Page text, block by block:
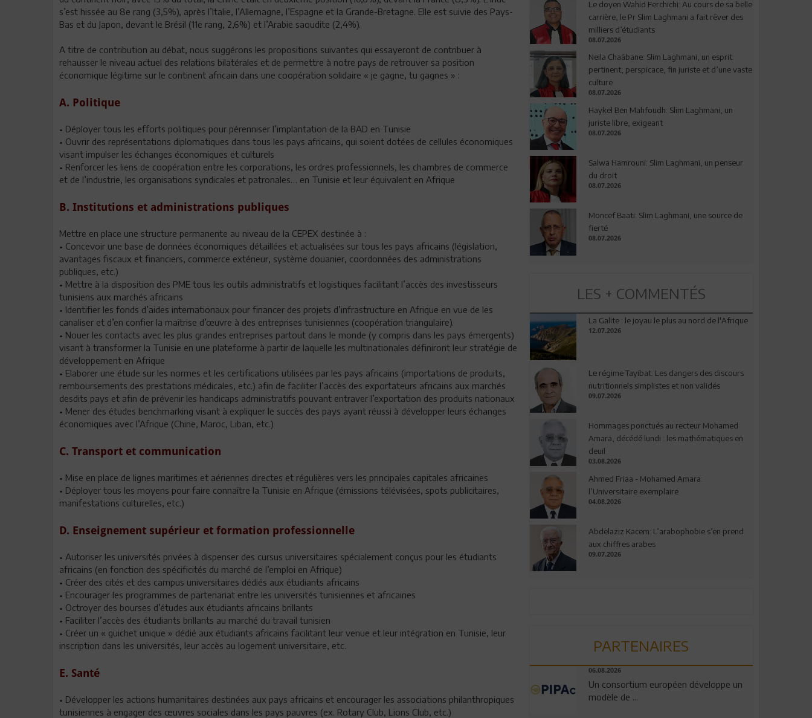
s’est hissée au 8e rang (3,5%), après l’Italie, l’Allemagne, l’Espagne et la Grande-Bretagne. Elle est suivie des Pays-
Bas et du Japon, devant le Brésil (11e rang, 2,6%) et l’Arabie saoudite (2,4%).
A titre de contribution au débat, nous suggérons les propositions suivantes qui essayeront de contribuer à
rehausser le niveau actuel des relations bilatérales et de permettre à notre pays de retrouver sa position
économique légitime sur le continent africain dans une coopération solidaire « je gagne, tu gagnes » :
A. Politique
• Déployer tous les efforts politiques pour pérenniser l’implantation de la BAD en Tunisie
• Ouvrir des représentations diplomatiques dans tous les pays africains, qui soient dotées de cellules économiques
visant impulser les échanges économiques et culturels
• Renforcer les liens de coopération entre les corporations, les ordres professionnels, les chambres de commerce
et de l’industrie, les organisations syndicales et patronales… en Tunisie et leur équivalent en Afrique
B. Institutions et administrations publiques
Mettre en place une structure permanente au niveau de la CEPEX destinée à :
• Concevoir une base de données économiques détaillées et actualisées sur tous les pays africains (législation,
avantages fiscaux et financiers, commerce extérieur, système douanier, coordonnées des administrations
publiques, etc.)
• Mettre à la disposition des PME tous les outils administratifs et logistiques facilitant l’accès des investisseurs
tunisiens aux marchés africains
• Identifier les fonds d’aides internationaux pour financer des projets d’infrastructure en Afrique en vue de les
canaliser et d’en confier la maîtrise d’œuvre à des entreprises tunisiennes (coopération triangulaire).
• Nouer les contacts avec les plus grandes entreprises partout dans le monde (y compris dans les pays émergents)
visant à transformer la Tunisie en une plateforme à partir de laquelle les multinationales définiront leur stratégie de
développement en Afrique
• Elaborer une étude sur les normes et les certifications utilisées par les pays africains (importations de produits,
remboursements des prestations médicales, etc.) afin de faciliter l’accès des exportateurs africains aux marchés
desdits pays et afin de prévenir les handicaps administratifs pouvant entraver l’exportation des produits nationaux
• Mener des études benchmarking visant à expliquer le succès des pays ayant réussi à développer leurs échanges
économiques avec l’Afrique (Chine, Maroc, Liban, etc.)
C. Transport et communication
• Mise en place de lignes maritimes et aériennes directes et régulières vers les principales capitales africaines
• Déployer tous les moyens pour faire connaître la Tunisie en Afrique (émissions télévisées, spots publicitaires,
manifestations culturelles, etc.)
D. Enseignement supérieur et formation professionnelle
• Autoriser les universités privées à dispenser des cursus universitaires spécialement conçus pour les étudiants
africains (en fonction des spécificités du marché de l’emploi en Afrique)
• Créer des cités et des campus universitaires dédiés aux étudiants africains
• Encourager les programmes de partenariat entre les universités tunisiennes et africaines
• Octroyer des bourses d’études aux étudiants africains brillants
• Faciliter l’accès des étudiants brillants au marché du travail tunisien
• Créer un « guichet unique » dédié aux étudiants africains facilitant leur venue et leur intégration en Tunisie, leur
inscription dans les universités, leur accès au logement universitaire, etc.
E. Santé
• Développer les actions humanitaires destinées aux pays africains et encourager les associations philanthropiques
tunisiennes à engager des œuvres sociales dans les pays pauvres (ex. Rotary Club, Lions Club, etc.)
Le doyen Wahid Ferchichi: Au cours de sa belle
carrière, le Pr Slim Laghmani a fait rêver des
milliers d’étudiants
08.07.2026
Neila Chaâbane: Slim Laghmani, un esprit
pertinent, perspicace, fin juriste et d’une vaste
culture
08.07.2026
Haykel Ben Mahfoudh: Slim Laghmani, un
juriste libre, exigeant
08.07.2026
Salwa Hamrouni: Slim Laghmani, un penseur
du droit
08.07.2026
Moncef Baati: Slim Laghmani, une source de
fierté
08.07.2026
LES + COMMENTÉS
La Galite : le joyau le plus au nord de l'Afrique
12.07.2026
Le régime Tayibat: Les dangers des discours
nutritionnels simplistes et non validés
09.07.2026
Hommages ponctués au recteur Mohamed
Amara, décédé lundi : les mathématiques en
deuil
03.08.2026
Ahmed Friaa - Mohamed Amara:
l’Universitaire exemplaire
04.08.2026
Abdelaziz Kacem: L’arabophobie s’en prend
aux chiffres arabes
09.07.2026
PARTENAIRES
06.08.2026
Un consortium européen développe un
modèle de ...